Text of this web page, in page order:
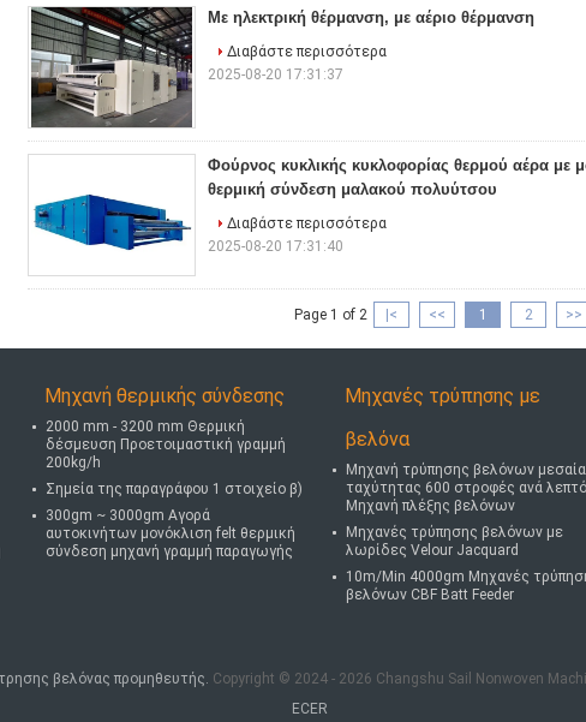
Με ηλεκτρική θέρμανση, με αέριο θέρμανση
Διαβάστε περισσότερα
2025-08-20 17:31:37
Φούρνος κυκλικής κυκλοφορίας θερμού αέρα με
θερμική σύνδεση μαλακού πολυύτσου
Διαβάστε περισσότερα
2025-08-20 17:31:40
Page 1 of 2 |< << 1 2 >>
Μηχανή θερμικής σύνδεσης
2000 mm - 3200 mm Θερμική
δέσμευση Προετοιμαστική γραμμή
200kg/h
Σημεία της παραγράφου 1 στοιχείο β)
300gm ~ 3000gm Αγορά
αυτοκινήτων μονόκλιση felt θερμική
σύνδεση μηχανή γραμμή παραγωγής
Μηχανές τρύπησης με
βελόνα
Μηχανή τρύπησης βελόνων
ταχύτητας 600 στροφές ανά λεπτό
Μηχανή πλέξης βελόνων
Μηχανές τρύπησης βελόνων με
λωρίδες Velour Jacquard
10m/Min 4000gm Μηχανές
βελόνων CBF Batt Feeder
βελόνας προμηθευτής. Copyright © 2024 - 2026 Changshu Sail Nonwoven
ECER